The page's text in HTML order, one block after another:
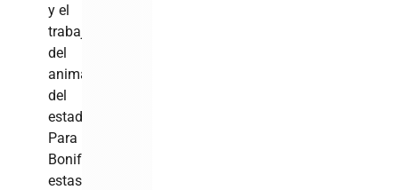
y el
trabajo
del
animador
del
estadio.
Para
Bonifacio,
estas